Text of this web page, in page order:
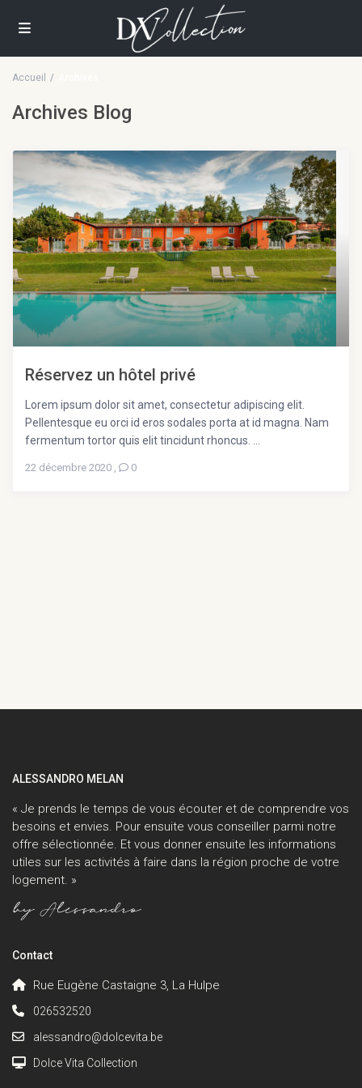
Accueil
Archives Blog
Réservez un hôtel privé
Lorem ipsum dolor sit amet, consectetur adipiscing elit.
Pellentesque eu orci id eros sodales porta at id magna. Nam
fermentum tortor quis elit tincidunt rhoncus. ...
22 décembre 2020 , 0
ALESSANDRO MELAN
« Je prends le temps de vous écouter et de comprendre vos
besoins et envies. Pour ensuite vous conseiller parmi notre
offre sélectionnée. Et vous donner ensuite les informations
utiles sur les activités à faire dans la région proche de votre
logement. »
Contact
Rue Eugène Castaigne 3, La Hulpe
026532520
alessandro@dolcevita.be
Dolce Vita Collection